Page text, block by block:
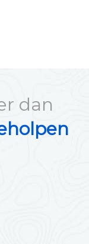
dan